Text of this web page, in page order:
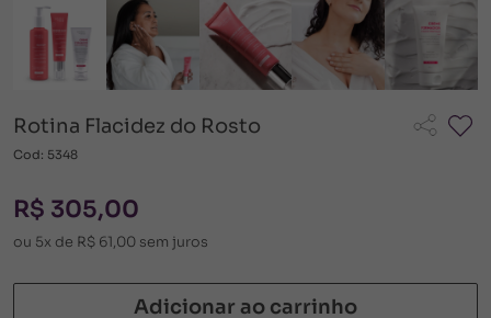
Rotina Flacidez do Rosto
Cod: 5348
R$ 305,00
ou 5x de R$ 61,00 sem juros
Adicionar ao carrinho